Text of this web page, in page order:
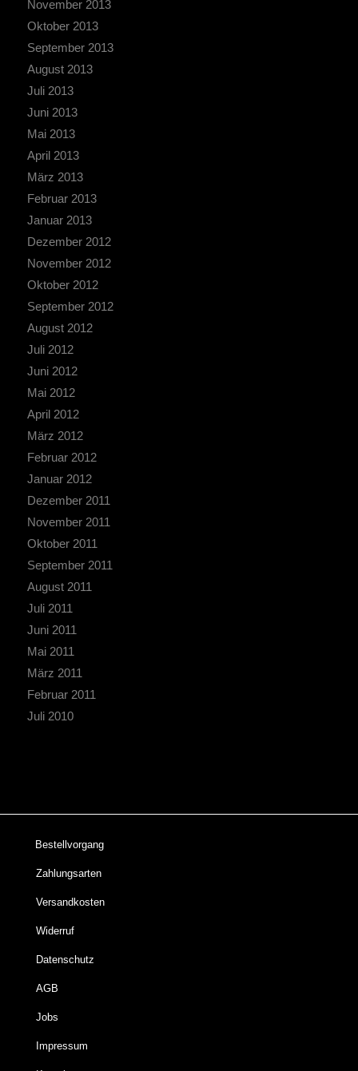
November 2013
Oktober 2013
September 2013
August 2013
Juli 2013
Juni 2013
Mai 2013
April 2013
März 2013
Februar 2013
Januar 2013
Dezember 2012
November 2012
Oktober 2012
September 2012
August 2012
Juli 2012
Juni 2012
Mai 2012
April 2012
März 2012
Februar 2012
Januar 2012
Dezember 2011
November 2011
Oktober 2011
September 2011
August 2011
Juli 2011
Juni 2011
Mai 2011
März 2011
Februar 2011
Juli 2010
Bestellvorgang
Zahlungsarten
Versandkosten
Widerruf
Datenschutz
AGB
Jobs
Impressum